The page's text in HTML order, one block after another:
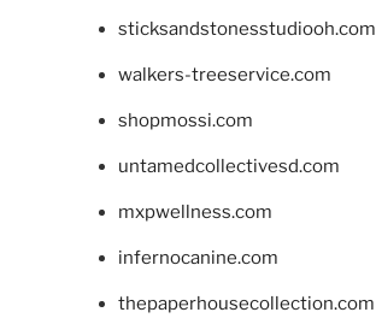
sticksandstonesstudiooh.com
walkers-treeservice.com
shopmossi.com
untamedcollectivesd.com
mxpwellness.com
infernocanine.com
thepaperhousecollection.com